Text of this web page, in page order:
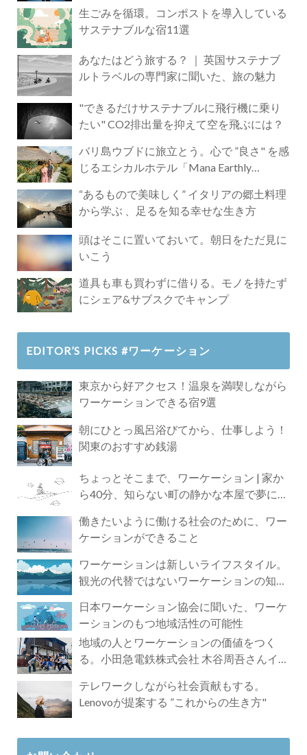
生ごみを循環。コンポストを導入している
サステナブルな宿11選
あなたはどう旅する？ ｜ 英国サステナブ
ルトラベルの専門家に聞いた、旅の魅力
"できるだけサステナブルに飛行機に乗り
たい" CO2排出量を抑えて空を飛ぶには？
バリ島ウブドに旅立とう。心で ”良さ" を感
じるエシカルホテル「Mana Earthly
“あるもので美味しく” イタリアの郷土料理
から学ぶ 、足るを知る幸せな生き方
頭はそこに置いておいて。朝日をただ見に
いこう
道具も車も買わずに借りる。モノを持たず
にシェア&サブスクでキャンプ
EDITOR’S PICKS #ワーケーション
東京から好アクセス！温泉を満喫しながら
ワーケーションできる宿9選
朝にひとっ風呂浴びてから、仕事しよう！
関東のおすすめ銭湯
ちょっとそこまで、ワーケーション | 家か
ら40分、知らない町の静かな本屋で夢に近
働きたいように働ける社会のために、ワー
ケーションができること
ワーケーションは新しいライフスタイル。
観光の代替ではないワーケーションの知ら
日本ワーケーション協会に聞いた、ワーケ
ーションのもつ地域活性の可能性
地域の人とワーケーションの価値をつく
る。小田急電鉄株式会社 木谷周吾さんイン
テレワークしながら社会貢献もする。
Lenovoが提案する ”これからの生き方"